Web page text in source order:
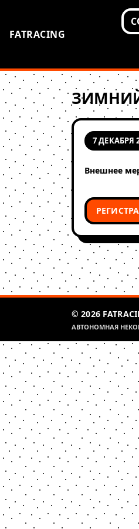
FATRACING
7 ДЕКАБРЯ
Внешнее
© 2026
АВТОНОМНАЯ